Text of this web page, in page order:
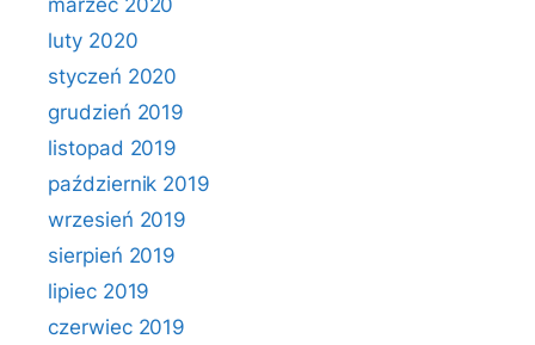
marzec 2020
luty 2020
styczeń 2020
grudzień 2019
listopad 2019
październik 2019
wrzesień 2019
sierpień 2019
lipiec 2019
czerwiec 2019